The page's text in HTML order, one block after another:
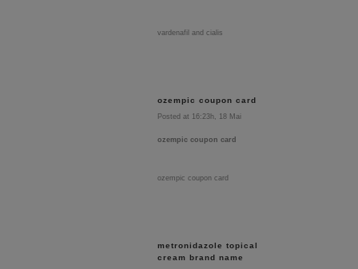
vardenafil and cialis
ozempic coupon card
Posted at 16:23h, 18 Mai
ozempic coupon card
ozempic coupon card
metronidazole topical
cream brand name